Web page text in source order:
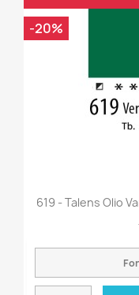
619 - Talens Olio
-20%